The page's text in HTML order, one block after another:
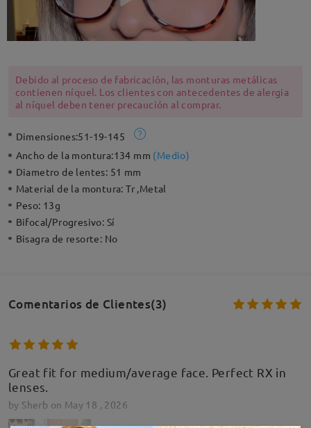
Debido al proceso de fabricación, las monturas metálicas
contienen níquel. Los clientes con antecedentes de alergia
al níquel deben tener precaución al comprar.
Dimensiones:51-19-145
Ancho de la montura:134 mm (Medio)
Diametro de lentes: 51 mm
Material de la montura:Tr ,Metal
Peso: 13g
Bifocal/Progresivo: Sí
Bisagra de resorte: No
Comentarios de Clientes(3)
Great fit for medium/average face. Perfect RX in
lenses.
by Sherb on May 18 , 2026